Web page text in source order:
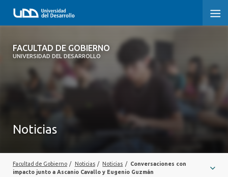
FACULTAD DE GOBIERNO
UNIVERSIDAD DEL DESARROLLO
FACULTAD DE GOBIERNO
EXTENSIÓN
Noticias
Facultad de Gobierno / Noticias / Noticias /
Conversaciones con
impacto junto a Ascanio Cavallo y Eugenio Guzmán